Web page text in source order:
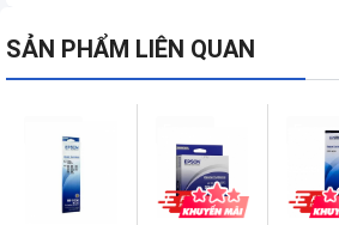
SẢN PHẨM LIÊN QUAN
Epson